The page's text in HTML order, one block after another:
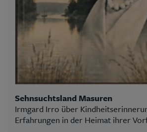
Sehnsuchtsland Masuren
Irmgard Irro über
Erfahrungen in der Heimat ihrer